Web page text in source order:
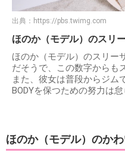
出典： https://pbs.twimg.com
ほのか（モデル）のスリ
ほのか（モデル）のスリー
だそうで、この数字からも
また、彼女は普段からジム
BODYを保つための努力は怠
ほのか（モデル）のか